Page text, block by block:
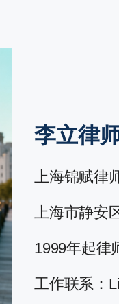
李立律
上海锦赋律
上海市静安
1999年起律
工作联系：